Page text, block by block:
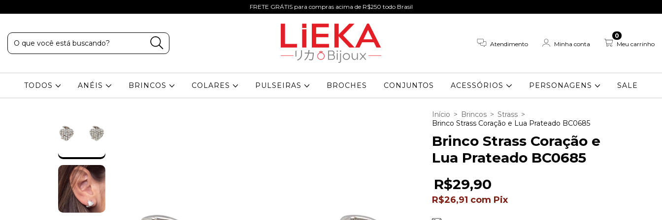
FRETE GRÁTIS para compras acima de R$250 todo Brasil
Atendimento Minha conta Meu carrinho
0
TODOS ANÉIS BRINCOS COLARES PULSEIRAS BROCHES CONJUNTOS ACESSÓRIOS PERSONAGENS SALE
Início > Brincos > Strass >
Brinco Strass Coração e Lua Prateado BC0685
Brinco Strass Coração e
Lua Prateado BC0685
R$29,90
R$26,91 com Pix